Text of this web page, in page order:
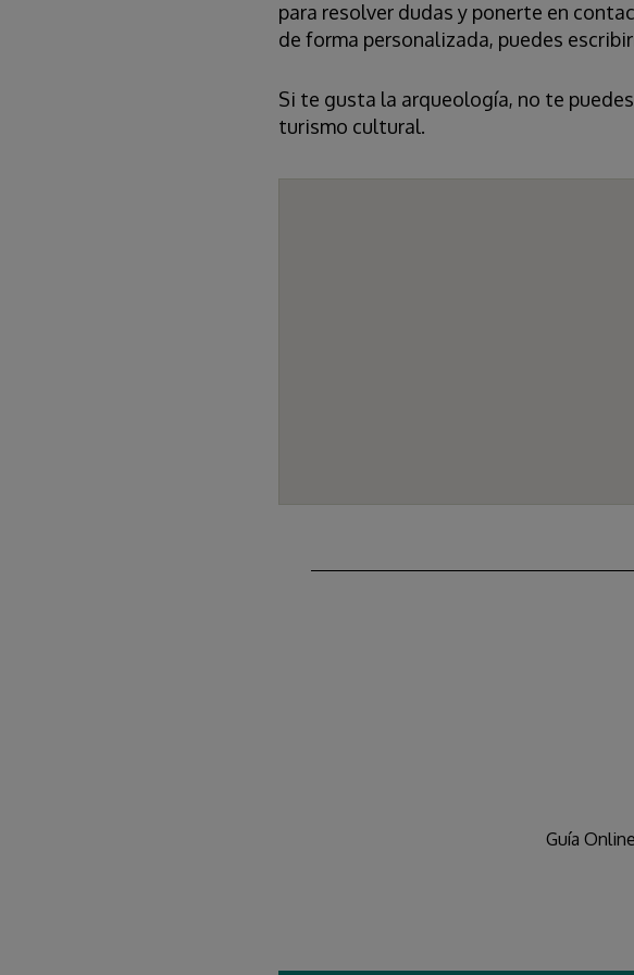
para resolver dudas y ponerte en
de forma personalizada, puedes
Si te gusta la arqueología, no te
turismo cultural.
Guía